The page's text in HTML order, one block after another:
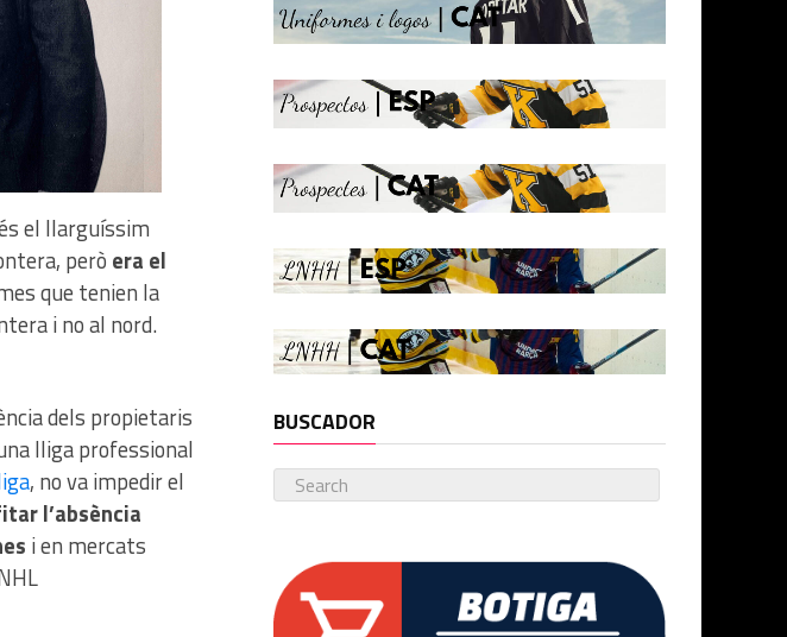
el llarguíssim
però era el
que tenien la
i no al nord.
dels propietaris
lliga professional
, no va impedir el
l’absència
i en mercats
BUSCADOR